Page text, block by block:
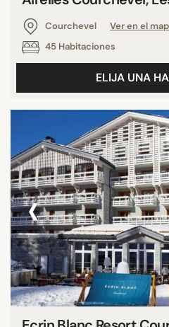
Courchevel
Ver en el
45 Habitaciones
ELIJA UNA
‹